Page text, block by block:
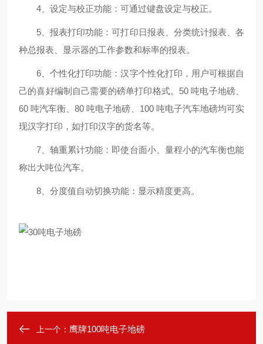
4、设定与校正功能：可通过键盘设定与校正。
5、报表打印功能：可打印日报表、分类统计报表、各
种总报表、显示器的工作参数和标率的报表。
6、个性化打印功能：汉字个性化打印，用户可根据自
己的喜好编制自己需要的磅单打印格式。50 吨电子地磅、
60 吨汽车衡、80 吨电子地磅、100 吨电子汽车地磅均可实
现汉字打印，如打印汉字的货名等。
7、轴重累计功能：即使台面小、量程小的汽车衡也能
称出大吨位汽车。
8、分度值自动切换功能：显示精度更高。
上一个： 鹰牌100吨电子地磅